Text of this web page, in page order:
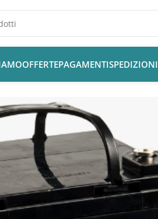
OFFERTEPAGAMENTISPEDIZIONI